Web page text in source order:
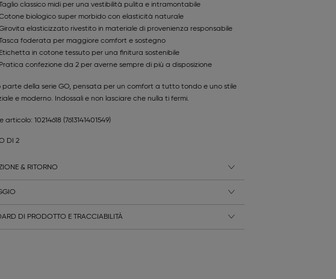
classico midi per una vestibilità pulita e intramontabile
biologico super morbido con elasticità naturale
elasticizzato rivestito in materiale di provenienza responsabile
foderata per maggiore comfort e sostegno
Etichetta in cotone tessuto per una finitura sostenibile
Pratica confezione da 2 per averne sempre di più a disposizione
parte della serie GO, pensata per un comfort a tutto tondo e uno stile
e moderno. Indossali e non lasciare che nulla ti fermi.
articolo: 10214618 (7613141401549)
DI 2
& RITORNO
DI PRODOTTO E TRACCIABILITÀ